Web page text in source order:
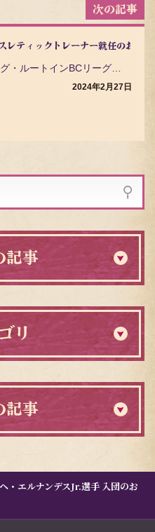
ティックトレーナー就任のお知ら
2024年2月27日
記事
リ
記事
・エルナンデスJr.選手 入団のお